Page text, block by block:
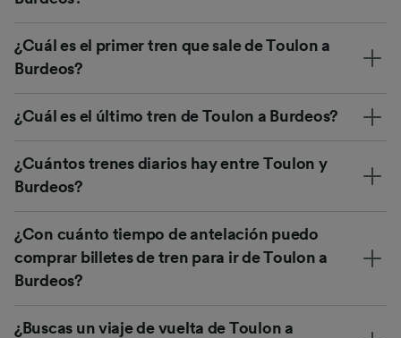
¿Cuál es el primer tren que sale de Toulon a
Burdeos?
¿Cuál es el último tren de Toulon a Burdeos?
¿Cuántos trenes diarios hay entre Toulon y
Burdeos?
¿Con cuánto tiempo de antelación puedo
comprar billetes de tren para ir de Toulon a
Burdeos?
¿Buscas un viaje de vuelta de Toulon a